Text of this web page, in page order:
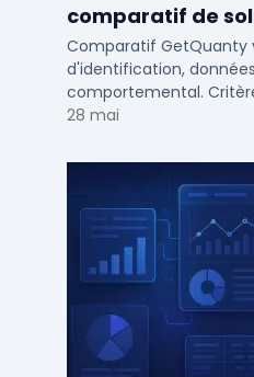
comparatif de
d'identification
Comparatif GetQuanty
d'identification, données
comportemental.
votre solution de lead
28 mai